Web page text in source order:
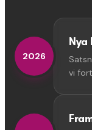
Nya
vi
2026